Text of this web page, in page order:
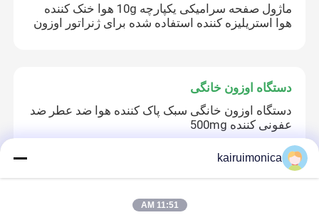
ماژول صفحه سرامیکی یکپارچه 10g هوا خنک کننده
هوا استریلیزه کننده استفاده شده برای ژنراتور اوزون
دستگاه اوزون خانگی
دستگاه اوزون خانگی سبک پاک کننده هوا ضد عطر ضد
عفونی کننده 500mg
kairuimonica
11:51 AM